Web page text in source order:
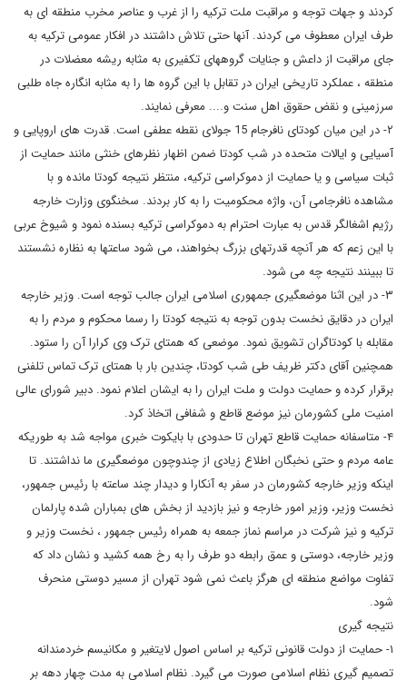
کردند و جهات توجه و مراقبت ملت ترکیه را از غرب و عناصر مخرب منطقه ای به
طرف ایران معطوف می کردند. آنها حتی تلاش داشتند در افکار عمومی ترکیه به
جای مراقبت از داعش و جنایات گروههای تکفیری به مثابه ریشه معضلات در
منطقه ، عملکرد تاریخی ایران در تقابل با این گروه ها را به مثابه انگاره جاه طلبی
سرزمینی و نقض حقوق اهل سنت و.... معرفی نمایند.
۲- در این میان کودتای نافرجام 15 جولای نقطه عطفی است. قدرت های اروپایی و
آسیایی و ایالات متحده در شب کودتا ضمن اظهار نظرهای خنثی مانند حمایت از
ثبات سیاسی و یا حمایت از دموکراسی ترکیه، منتظر نتیجه کودتا مانده و با
مشاهده نافرجامی آن، واژه محکومیت را به کار بردند. سخنگوی وزارت خارجه
رژیم اشغالگر قدس به عبارت احترام به دموکراسی ترکیه بسنده نمود و شیوخ عربی
با این زعم که هر آنچه قدرتهای بزرگ بخواهند، می شود ساعتها به نظاره نشستند
تا ببینند نتیجه چه می شود.
۳- در این اثنا موضعگیری جمهوری اسلامی ایران جالب توجه است. وزیر خارجه
ایران در دقایق نخست بدون توجه به نتیجه کودتا را رسما محکوم و مردم را به
مقابله با کودتاگران تشویق نمود. موضعی که همتای ترک وی کرارا آن را ستود.
همچنین آقای دکتر ظریف طی شب کودتا، چندین بار با همتای ترک تماس تلفنی
برقرار کرده و حمایت دولت و ملت ایران را به ایشان اعلام نمود. دبیر شورای عالی
امنیت ملی کشورمان نیز موضع قاطع و شفافی اتخاذ کرد.
۴- متاسفانه حمایت قاطع تهران تا حدودی با بایکوت خبری مواجه شد به طوریکه
عامه مردم و حتی نخبگان اطلاع زیادی از چندوچون موضعگیری ما نداشتند. تا
اینکه وزیر خارجه کشورمان در سفر به آنکارا و دیدار چند ساعته با رئیس جمهور،
نخست وزیر، وزیر امور خارجه و نیز بازدید از بخش های بمباران شده پارلمان
ترکیه و نیز شرکت در مراسم نماز جمعه به همراه رئیس جمهور ، نخست وزیر و
وزیر خارجه، دوستی و عمق رابطه دو طرف را به رخ همه کشید و نشان داد که
تفاوت مواضع منطقه ای هرگز باعث نمی شود تهران از مسیر دوستی منحرف
شود.
نتیجه گیری
۱- حمایت از دولت قانونی ترکیه بر اساس اصول لایتغیر و مکانیسم خردمندانه
تصمیم گیری نظام اسلامی صورت می گیرد. نظام اسلامی به مدت چهار دهه بر